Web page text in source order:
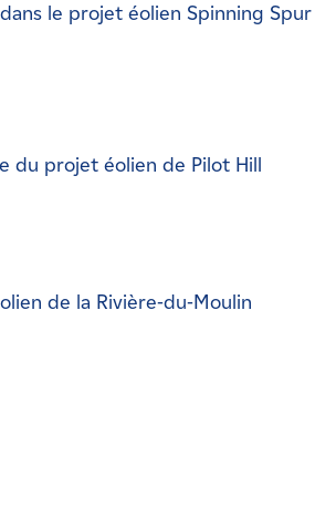
le projet éolien Spinning
du projet éolien de Pilot Hill
de la Rivière-du-Moulin